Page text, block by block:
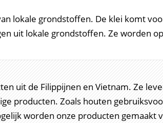
lokale grondstoffen. De klei komt
uit lokale grondstoffen. Ze worden
uit de Filippijnen en Vietnam. Ze
producten. Zoals houten
worden onze producten gemaakt